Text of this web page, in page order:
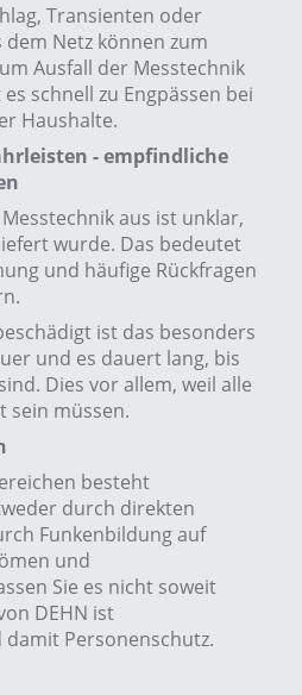
Transienten oder
Netz können zum
Ausfall der Messtechnik
schnell zu Engpässen bei
Haushalte.
- empfindliche
aus ist unklar,
wurde. Das bedeutet
und häufige Rückfragen
ist das besonders
und es dauert lang, bis
Dies vor allem, weil alle
sein müssen.
besteht
durch direkten
Funkenbildung auf
und
Sie es nicht soweit
DEHN ist
Personenschutz.